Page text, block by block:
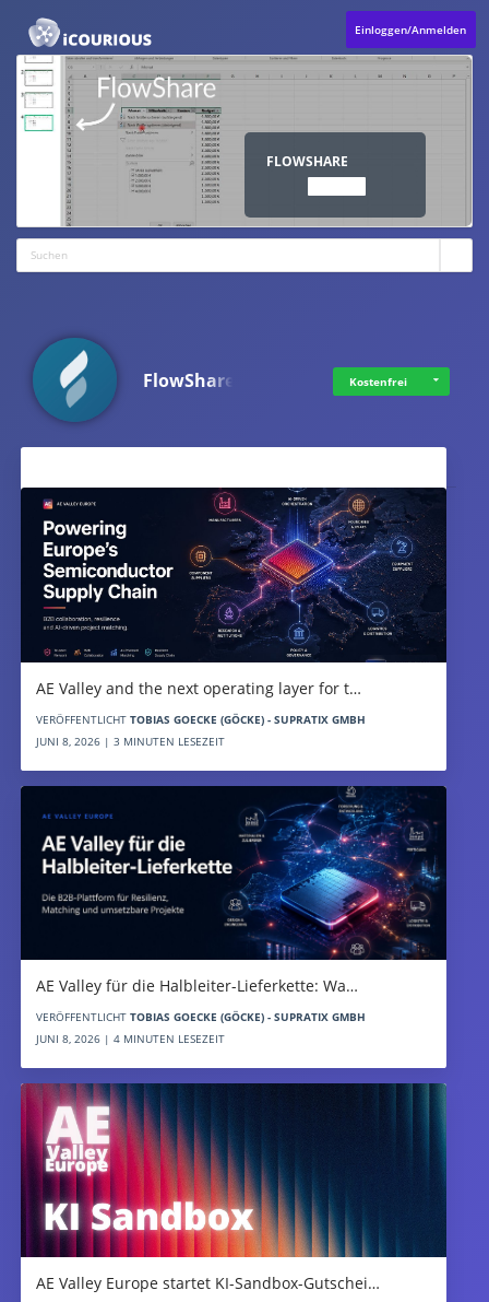
Einloggen/Anmelden
FLOWSHARE
FlowShare Kostenfrei
AE Valley and the next operating layer for t…
VERÖFFENTLICHT TOBIAS GOECKE (GÖCKE) - SUPRATIX GMBH
JUNI 8, 2026 | 3 MINUTEN LESEZEIT
AE Valley für die Halbleiter-Lieferkette: Wa…
VERÖFFENTLICHT TOBIAS GOECKE (GÖCKE) - SUPRATIX GMBH
JUNI 8, 2026 | 4 MINUTEN LESEZEIT
AE Valley Europe startet KI-Sandbox-Gutschei…